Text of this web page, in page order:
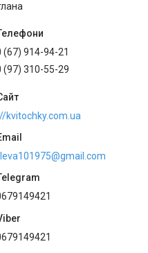
(67) 914-94-21
(97) 310-55-29
kvitochky.com.ua